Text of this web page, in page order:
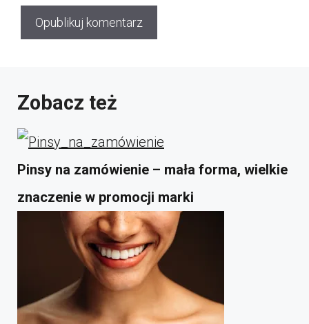
Zobacz też
Pinsy na zamówienie – mała forma, wielkie
znaczenie w promocji marki